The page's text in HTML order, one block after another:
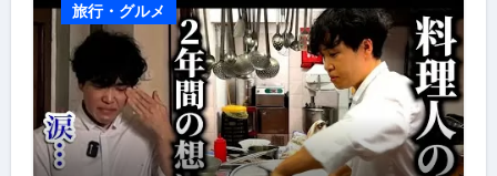
旅行・グルメ